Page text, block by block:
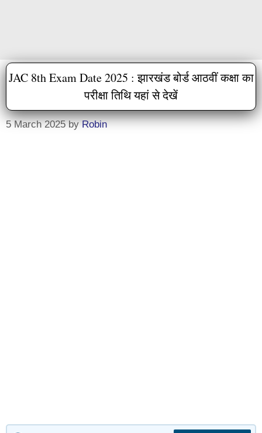
JAC 8th Exam Date 2025 : झारखंड बोर्ड आठवीं कक्षा का
परीक्षा तिथि यहां से देखें
5 March 2025 byRobin